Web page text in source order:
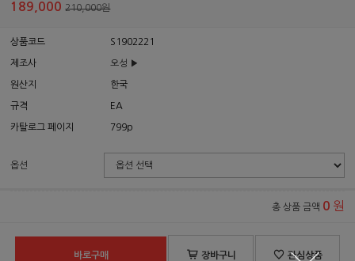
189,000210,000원
상품코드 S1902221
제조사 오성 ▶
원산지 한국
규격 EA
카탈로그 페이지 799p
옵션
총 상품 금액 0 원
바로구매 장바구니 관심상품